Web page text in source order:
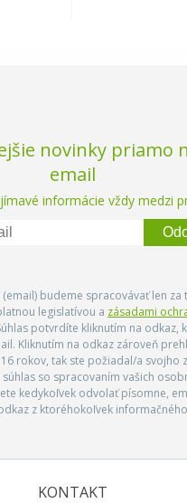
novinky priamo
email
informácie vždy medzi
budeme spracovávať len za
legislatívou a zásadami
potvrdíte kliknutím na odkaz,
Kliknutím na odkaz zároveň
rokov, tak ste požiadal/a svojho
so spracovaním vašich
kedykoľvek odvolať písomne,
z ktoréhokoľvek
KONTAKT